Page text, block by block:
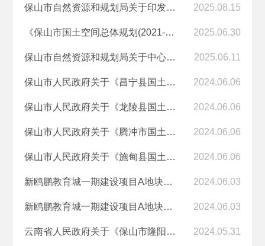
保山市自然资源和规划局关于印发《保山市国土空间生态修复规划（2021-20... 2025.08.15
《保山市国土空间总体规划(2021-2035年)》公开发布版 2025.06.30
保山市自然资源和规划局关于中心城区4个地块国土空间详细规划的公告 2025.06.11
保山市人民政府关于《昌宁县国土空间总体规划（2021—2035 年）》的批复 2024.06.06
保山市人民政府关于《龙陵县国土空间总体规划（2021—2035 年）》的批复 2024.06.06
保山市人民政府关于《腾冲市国土空间总体规划（2021—2035 年）》的批复 2024.06.06
保山市人民政府关于《施甸县国土空间总体规划（2021—2035 年）》的批复 2024.06.06
新鸥鹏教育城一期建设项目A地块（2栋、3栋、5栋、6栋、7栋、8栋、地下室... 2024.06.03
新鸥鹏教育城一期建设项目A地块建设项目建设工程规划核实公示（总表） 2024.06.03
云南省人民政府关于《保山市隆阳区国土空间总体规划(2021-2035年)》的批... 2024.05.31